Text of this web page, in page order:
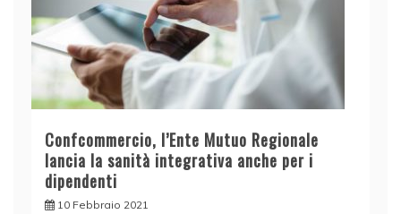
Confcommercio, l’Ente Mutuo Regionale
lancia la sanità integrativa anche per i
dipendenti
10 Febbraio 2021